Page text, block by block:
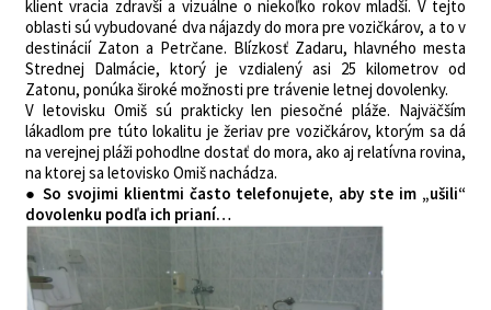
klient vracia zdravší a vizuálne o niekoľko rokov mladší. V tejto
oblasti sú vybudované dva nájazdy do mora pre vozičkárov, a to v
destinácií Zaton a Petrčane. Blízkosť Zadaru, hlavného mesta
Strednej Dalmácie, ktorý je vzdialený asi 25 kilometrov od
Zatonu, ponúka široké možnosti pre trávenie letnej dovolenky.
V letovisku Omiš sú prakticky len piesočné pláže. Najväčším
lákadlom pre túto lokalitu je žeriav pre vozičkárov, ktorým sa dá
na verejnej pláži pohodlne dostať do mora, ako aj relatívna rovina,
na ktorej sa letovisko Omiš nachádza.
● So svojimi klientmi často telefonujete, aby ste im „ušili“
dovolenku podľa ich prianí…